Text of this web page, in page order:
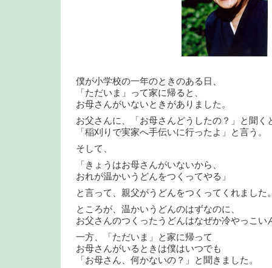
僕が小学校の一年のときのある日、
「ただいま」って家に帰ると、
お母さんがいないときがありました。
お父さんに、「お母さんどうしたの？」と聞く
「稲刈りで実家へ手伝いに行ったよ」と言う。
そして、
「きょうはお母さんがいないから、
おれが温かいうどんをつくってやる」
と言って、親父がうどんをつくってくれました
ところが、温かいうどんのはずなのに、
お父さんのつくったうどんはなぜか冷やっこい
一方、「ただいま」と家に帰って
お母さんがいるときは僕はいつでも
「お母さん、何かないの？」と聞きました。